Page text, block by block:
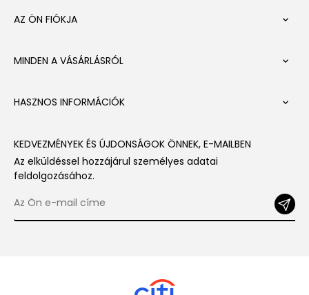
AZ ÖN FIÓKJA 
MINDEN A VÁSÁRLÁSRÓL 
HASZNOS INFORMÁCIÓK 
KEDVEZMÉNYEK ÉS ÚJDONSÁGOK ÖNNEK, E-MAILBEN
Az elküldéssel hozzájárul személyes adatai
feldolgozásához.